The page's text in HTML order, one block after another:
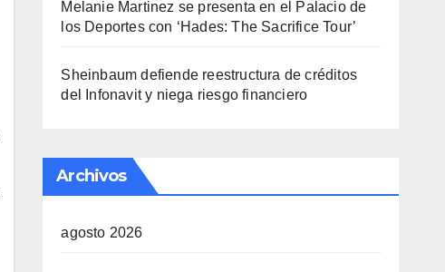
Melanie Martinez se presenta en el Palacio de
los Deportes con ‘Hades: The Sacrifice Tour’
Sheinbaum defiende reestructura de créditos
del Infonavit y niega riesgo financiero
Archivos
agosto 2026